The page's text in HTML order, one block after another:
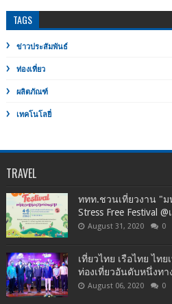
TAGS
ข่าวประสัมพันธ์
ท่องเที่ยว
ผลิตภัณฑ์
เทคโนโลยี่
TRAVEL
ททท.ชวนเที่ยวงาน "
Stress Free Festival
August 31, 2020 0
เที่ยวไทย เรือไทย ไท
ท่องเที่ยวอันดับหนึ่งทา
August 06, 2020 0